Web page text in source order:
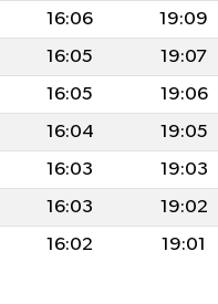
16:06 19:09
16:05 19:07
16:05 19:06
16:04 19:05
16:03 19:03
16:03 19:02
16:02 19:01